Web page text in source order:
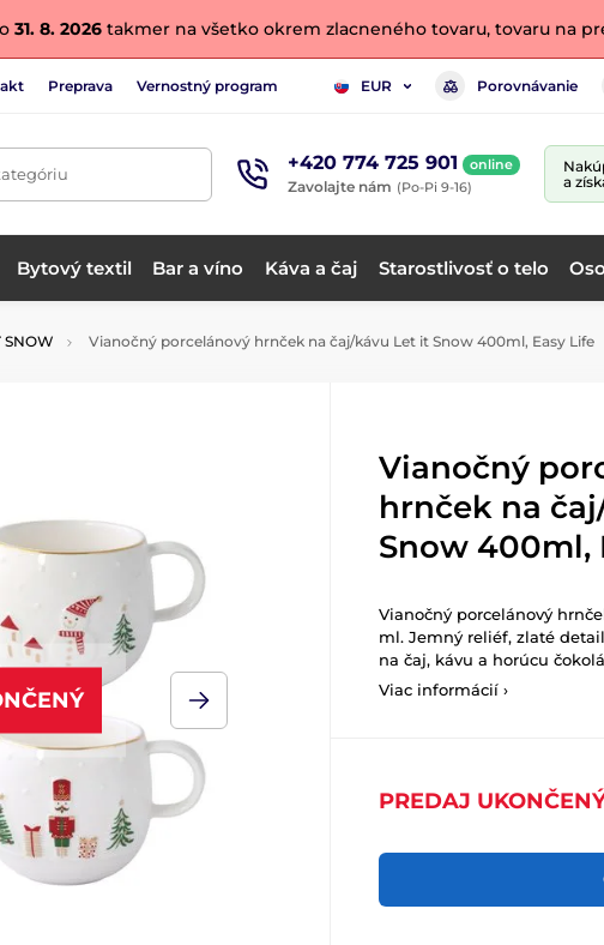
31. 8. 2026 takmer na všetko okrem zlacneného tovaru, tovaru na
Preprava Vernostný program EUR Porovnávanie
+420 774 725 901 online
Zavolajte nám (Po-Pi 9-16)
a
Bytový textil Bar a víno Káva a čaj Starostlivosť o telo
SNOW Vianočný porcelánový hrnček na čaj/kávu Let it Snow 400ml, Easy Life
Vianočný
hrnček na
Snow 400ml,
Vianočný porcelánový
ml. Jemný reliéf, zlaté
na čaj, kávu a horúcu
Viac informácií ›
PREDAJ